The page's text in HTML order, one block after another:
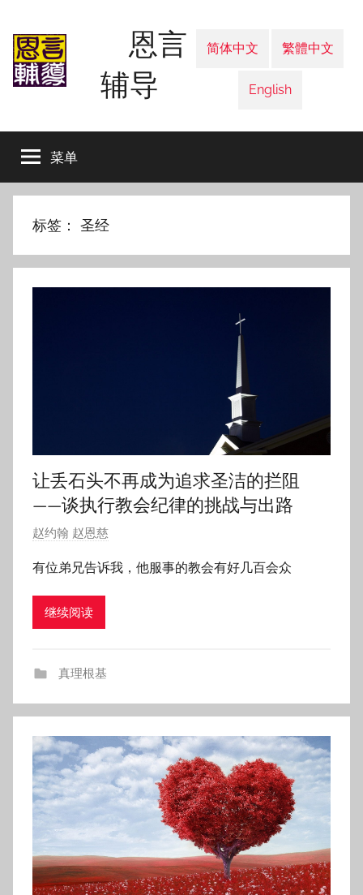
恩言
辅导
简体中文 繁體中文
English
菜单
标签： 圣经
让丢石头不再成为追求圣洁的拦阻
——谈执行教会纪律的挑战与出路
发
于
2
年
8
3
1
日
赵约翰 赵恩慈
有位弟兄告诉我，他服事的教会有好几百会众
继续阅读
真理根基